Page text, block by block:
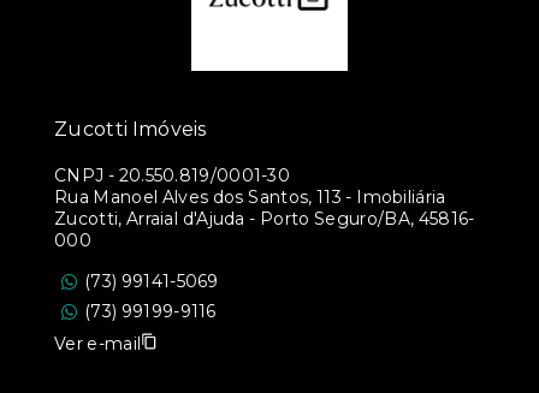
Zucotti Imóveis
CNPJ - 20.550.819/0001-30
Rua Manoel Alves dos Santos, 113 - Imobiliária
Zucotti, Arraial d'Ajuda - Porto Seguro/BA, 45816-
000
(73) 99141-5069
(73) 99199-9116
Ver e-mail